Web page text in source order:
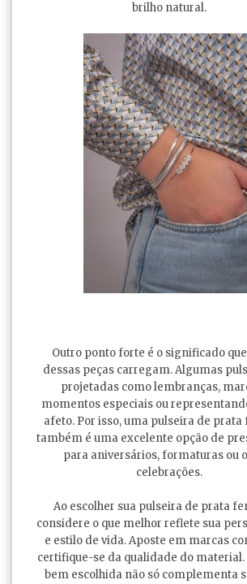
brilho natural.
Outro ponto forte é o significado
dessas peças carregam. Algumas
projetadas como lembranças,
momentos especiais ou
afeto. Por isso, uma pulseira de
também é uma excelente opção de
para aniversários, formaturas ou
celebrações.
Ao escolher sua pulseira de prata
considere o que melhor reflete sua
e estilo de vida. Aposte em marcas
certifique-se da qualidade do material.
bem escolhida não só complementa